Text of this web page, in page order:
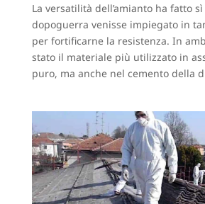
La versatilità dell’amianto ha fatto
dopoguerra venisse impiegato in
per fortificarne la resistenza. In
stato il materiale più utilizzato in
puro, ma anche nel cemento della